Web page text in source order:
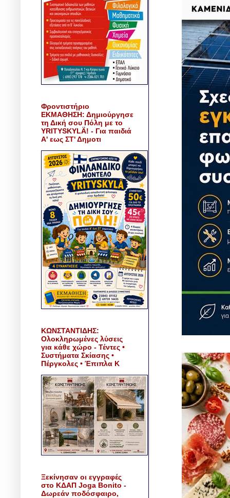
Φροντιστήριο
ΕΚΜΑΘΗΣΗ: Δημιούργησε
τη Δική σου Πόλη με το
YRITYSKYLÄ! - Για παιδιά
Α' εως ΣΤ' Δημοτι
ΚΩΝΣΤΑΝΤΙΔΗΣ:
Ολοκληρωμένες λύσεις
για κάθε χώρο - Τέντες •
Συστήματα Σκίασης •
Πέργκολες • Έπιπλα Κ
Ξεκίνησαν οι εγγραφές
στο ΚΔΑΠ Joga Bonito -
Δωρεάν ποδόσφαιρο,